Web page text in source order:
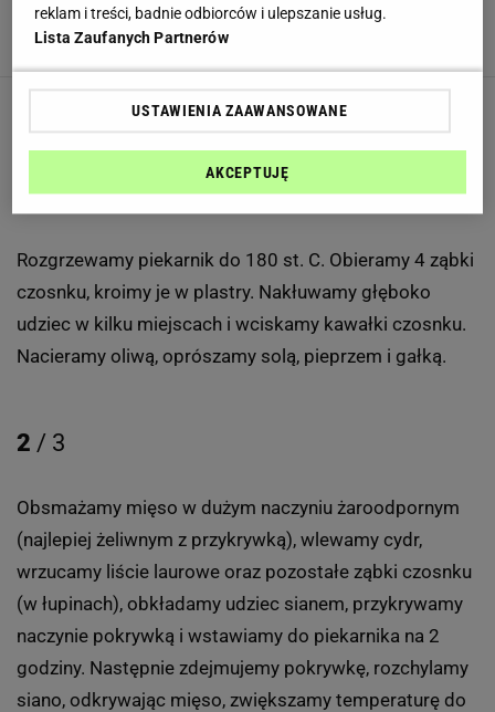
Siano - 1/2 opakowania, ekologicznego
SPOSÓB PRZYGOTOWANIA
1/ 3
Rozgrzewamy piekarnik do 180 st. C. Obieramy 4 ząbki
czosnku, kroimy je w plastry. Nakłuwamy głęboko
udziec w kilku miejscach i wciskamy kawałki czosnku.
Nacieramy oliwą, oprószamy solą, pieprzem i gałką.
2 / 3
Obsmażamy mięso w dużym naczyniu żaroodpornym
(najlepiej żeliwnym z przykrywką), wlewamy cydr,
wrzucamy liście laurowe oraz pozostałe ząbki czosnku
(w łupinach), obkładamy udziec sianem, przykrywamy
naczynie pokrywką i wstawiamy do piekarnika na 2
godziny. Następnie zdejmujemy pokrywkę, rozchylamy
siano, odkrywając mięso, zwiększamy temperaturę do
reklam i treści, badnie odbiorców i ulepszanie usług.
Lista Zaufanych Partnerów
USTAWIENIA ZAAWANSOWANE
AKCEPTUJĘ